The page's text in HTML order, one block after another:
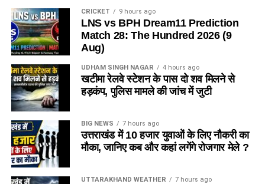
CRICKET 9 hours ago
LNS vs BPH Dream11 Prediction
Match 28: The Hundred 2026 (9
Aug)
UDHAM SINGH NAGAR 4 hours ago
खटीमा रेलवे स्टेशन के पास दो शव मिलने से
हड़कंप, पुलिस मामले की जांच में जुटी
BIG NEWS 7 hours ago
उत्तराखंड में 10 हजार युवाओं के लिए नौकरी का
मौका, जानिए कब और कहां लगेंगे रोजगार मेले ?
UTTARAKHAND WEATHER 7 hours ago